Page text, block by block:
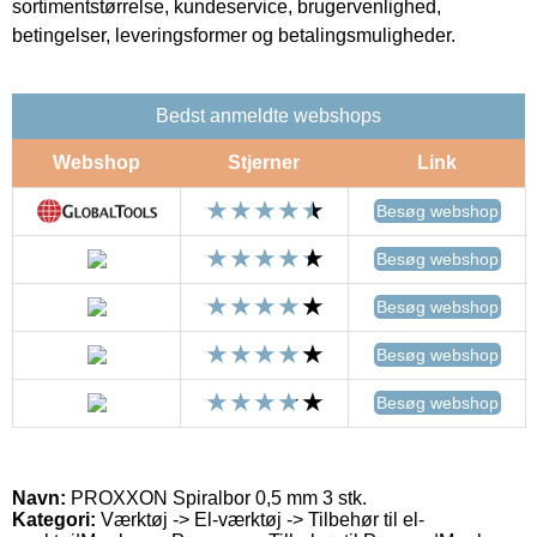
sortimentstørrelse, kundeservice, brugervenlighed,
betingelser, leveringsformer og betalingsmuligheder.
Bedst anmeldte webshops
Webshop Stjerner Link
Besøg webshop
Besøg webshop
Besøg webshop
Besøg webshop
Besøg webshop
Navn: PROXXON Spiralbor 0,5 mm 3 stk.
Kategori: Værktøj -> El-værktøj -> Tilbehør til el-